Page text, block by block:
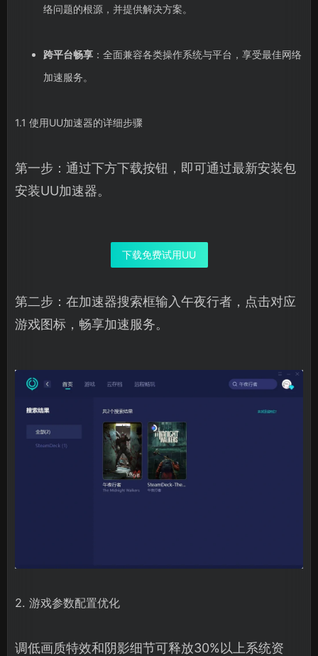
络问题的根源，并提供解决方案。
跨平台畅享：全面兼容各类操作系统与平台，享受最佳网络
加速服务。
1.1 使用UU加速器的详细步骤
第一步：通过下方下载按钮，即可通过最新安装包
安装UU加速器。
下载免费试用UU
第二步：在加速器搜索框输入午夜行者，点击对应
游戏图标，畅享加速服务。
2. 游戏参数配置优化
调低画质特效和阴影细节可释放30%以上系统资